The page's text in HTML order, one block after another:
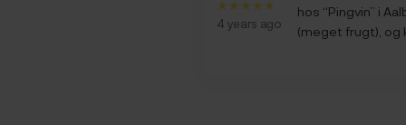
4 years ago
hos “Pingvin” i
(meget frugt), og